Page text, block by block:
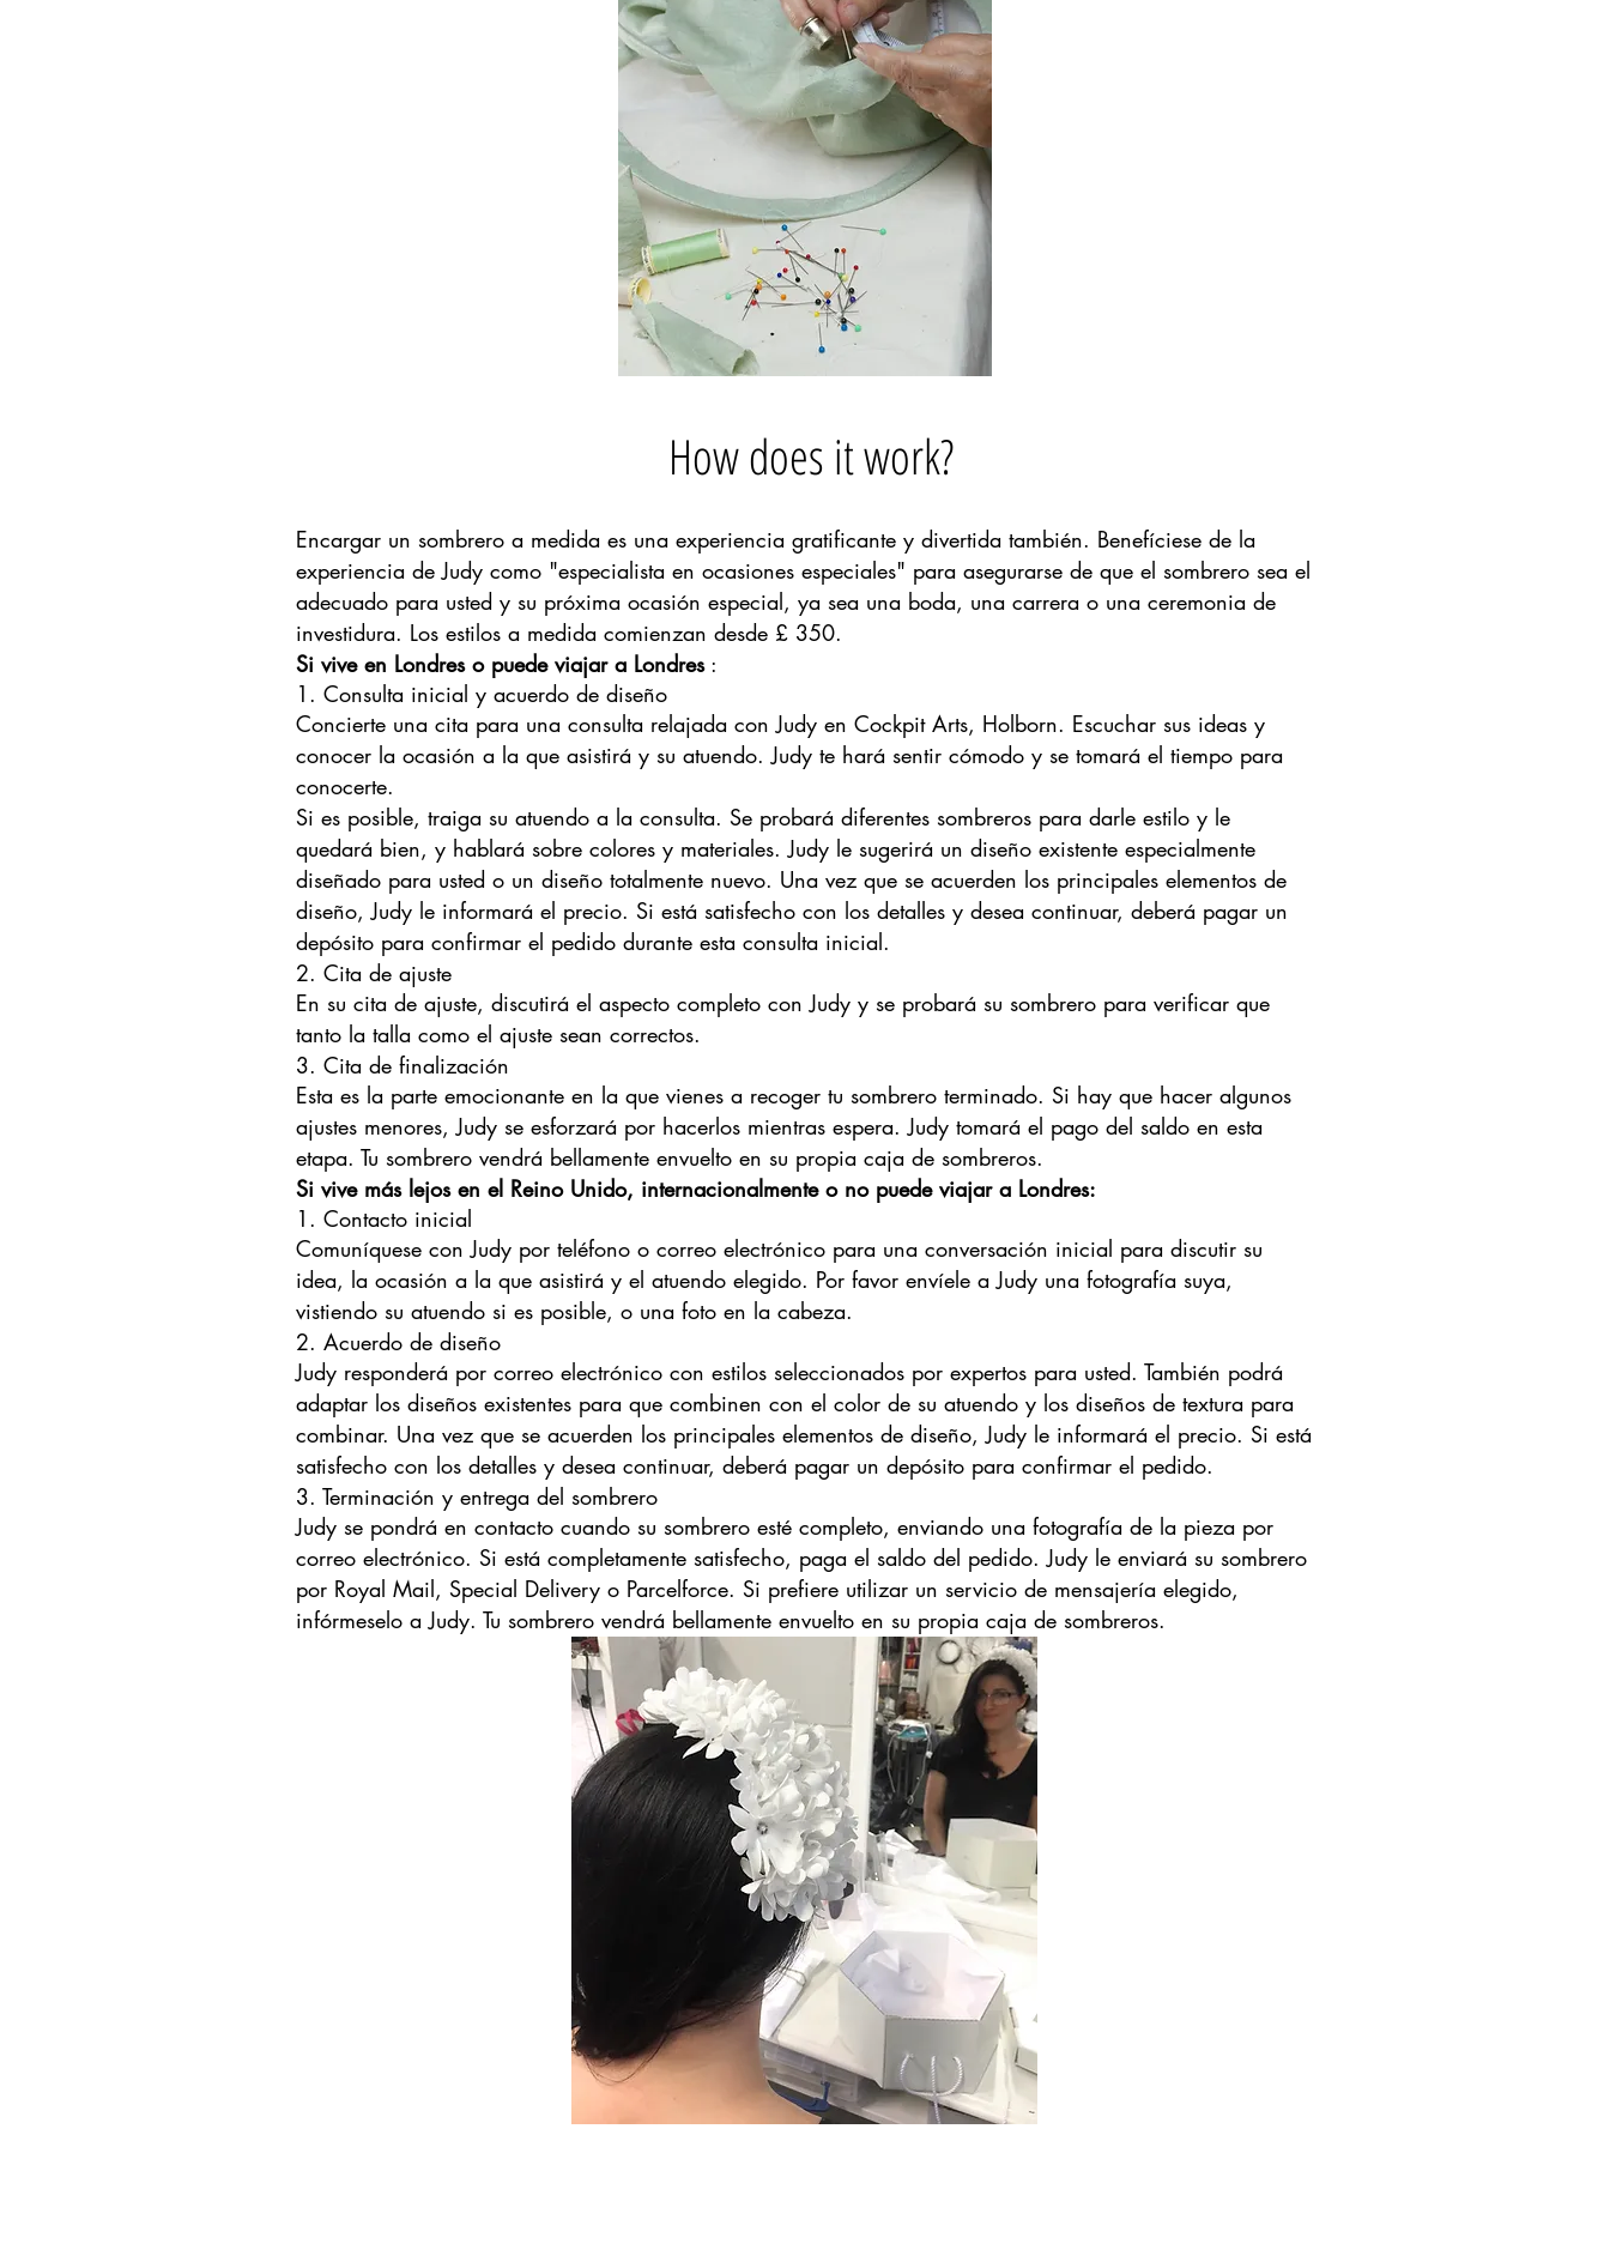
How does it work?
Encargar un sombrero a medida es una experiencia gratificante y divertida también. Benefíciese de la
experiencia de Judy como "especialista en ocasiones especiales" para asegurarse de que el sombrero sea el
adecuado para usted y su próxima ocasión especial, ya sea una boda, una carrera o una ceremonia de
investidura. Los estilos a medida comienzan desde £ 350.
Si vive en Londres o puede viajar a Londres:
1. Consulta inicial y acuerdo de diseño
Concierte una cita para una consulta relajada con Judy en Cockpit Arts, Holborn. Escuchar sus ideas y
conocer la ocasión a la que asistirá y su atuendo. Judy te hará sentir cómodo y se tomará el tiempo para
conocerte.
Si es posible, traiga su atuendo a la consulta. Se probará diferentes sombreros para darle estilo y le
quedará bien, y hablará sobre colores y materiales. Judy le sugerirá un diseño existente especialmente
diseñado para usted o un diseño totalmente nuevo. Una vez que se acuerden los principales elementos de
diseño, Judy le informará el precio. Si está satisfecho con los detalles y desea continuar, deberá pagar un
depósito para confirmar el pedido durante esta consulta inicial.
2. Cita de ajuste
En su cita de ajuste, discutirá el aspecto completo con Judy y se probará su sombrero para verificar que
tanto la talla como el ajuste sean correctos.
3. Cita de finalización
Esta es la parte emocionante en la que vienes a recoger tu sombrero terminado. Si hay que hacer algunos
ajustes menores, Judy se esforzará por hacerlos mientras espera. Judy tomará el pago del saldo en esta
etapa. Tu sombrero vendrá bellamente envuelto en su propia caja de sombreros.
Si vive más lejos en el Reino Unido, internacionalmente o no puede viajar a Londres:
1. Contacto inicial
Comuníquese con Judy por teléfono o correo electrónico para una conversación inicial para discutir su
idea, la ocasión a la que asistirá y el atuendo elegido. Por favor envíele a Judy una fotografía suya,
vistiendo su atuendo si es posible, o una foto en la cabeza.
2. Acuerdo de diseño
Judy responderá por correo electrónico con estilos seleccionados por expertos para usted. También podrá
adaptar los diseños existentes para que combinen con el color de su atuendo y los diseños de textura para
combinar. Una vez que se acuerden los principales elementos de diseño, Judy le informará el precio. Si está
satisfecho con los detalles y desea continuar, deberá pagar un depósito para confirmar el pedido.
3. Terminación y entrega del sombrero
Judy se pondrá en contacto cuando su sombrero esté completo, enviando una fotografía de la pieza por
correo electrónico. Si está completamente satisfecho, paga el saldo del pedido. Judy le enviará su sombrero
por Royal Mail, Special Delivery o Parcelforce. Si prefiere utilizar un servicio de mensajería elegido,
infórmeselo a Judy. Tu sombrero vendrá bellamente envuelto en su propia caja de sombreros.